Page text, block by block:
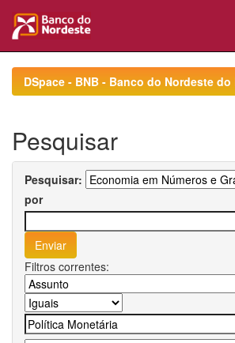
navigationDSpace - BNB - Banco do Nordeste do
Pesquisar
Pesquisar:
por
Filtros correntes: